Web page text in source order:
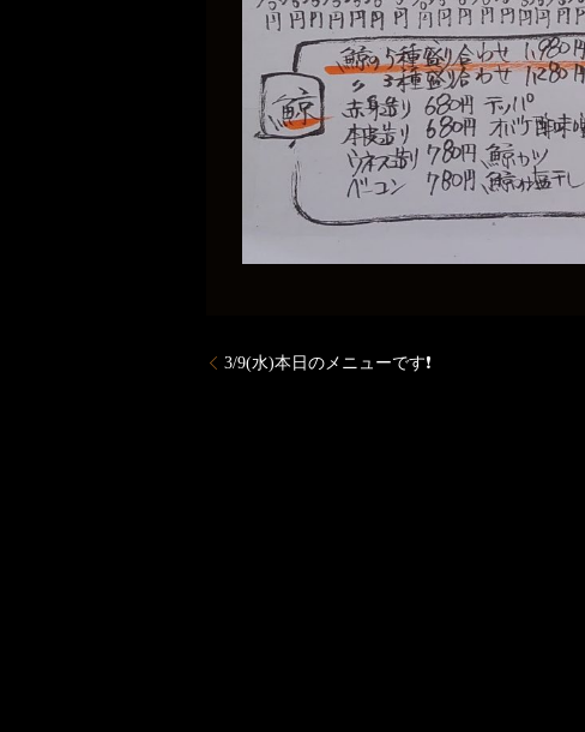
3/9(水)本日のメニューです❗